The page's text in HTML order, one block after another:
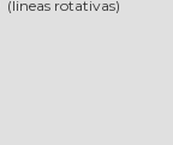
(lineas rotativas)